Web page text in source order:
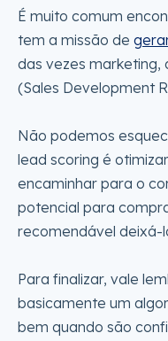
É muito comum
tem a missão de
das vezes marketing,
(Sales Development
Não podemos
lead scoring é
encaminhar para o
potencial para
recomendável deixá-
Para finalizar, vale
basicamente um
bem quando são